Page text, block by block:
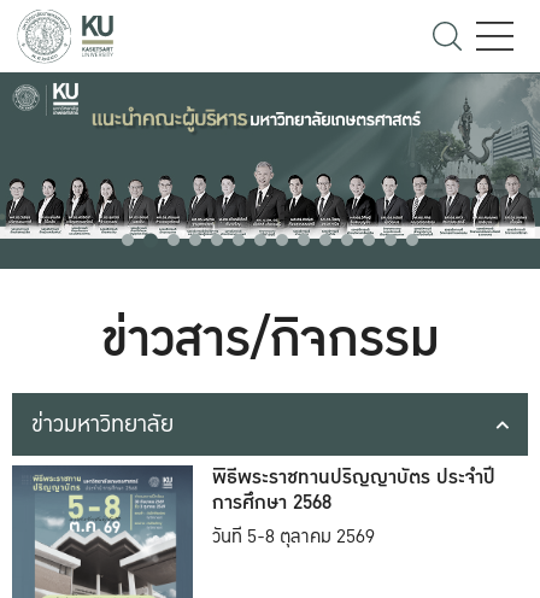
ข่าวสาร/กิจกรรม
ข่าวมหาวิทยาลัย
พิธีพระราชทานปริญญาบัตร ประจำปี
การศึกษา 2568
วันที่ 5-8 ตุลาคม 2569